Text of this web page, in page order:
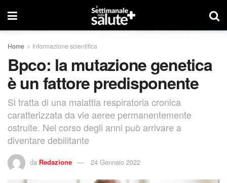
Home Informazione scientifica
Bpco: la mutazione genetica
è un fattore predisponente
Si tratta di una malattia respiratoria cronica
caratterizzata da vie aeree permanentemente
ostruite. Nel corso degli anni può arrivare a
diventare debilitante
da Redazione 24 Gennaio 2022